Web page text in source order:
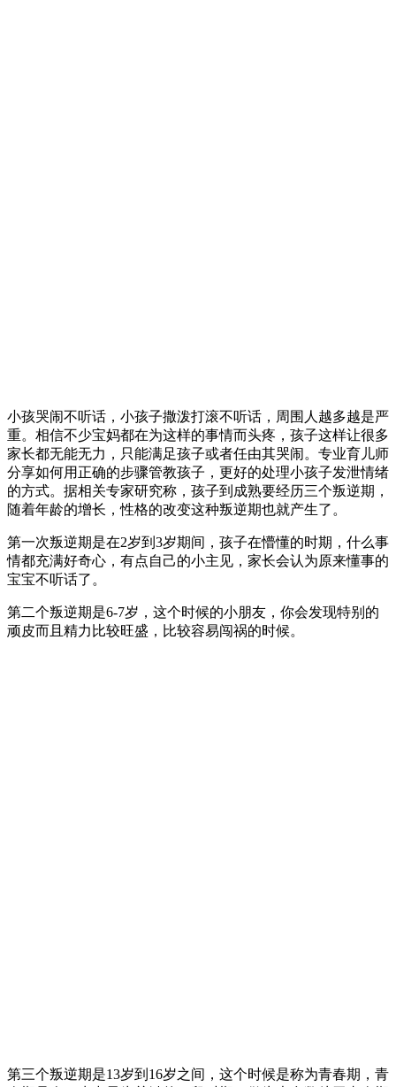
小孩哭闹不听话，小孩子撒泼打滚不听话，周围人越多越是严
重。相信不少宝妈都在为这样的事情而头疼，孩子这样让很多
家长都无能无力，只能满足孩子或者任由其哭闹。专业育儿师
分享如何用正确的步骤管教孩子，更好的处理小孩子发泄情绪
的方式。据相关专家研究称，孩子到成熟要经历三个叛逆期，
随着年龄的增长，性格的改变这种叛逆期也就产生了。
第一次叛逆期是在2岁到3岁期间，孩子在懵懂的时期，什么事
情都充满好奇心，有点自己的小主见，家长会认为原来懂事的
宝宝不听话了。
第二个叛逆期是6-7岁，这个时候的小朋友，你会发现特别的
顽皮而且精力比较旺盛，比较容易闯祸的时候。
第三个叛逆期是13岁到16岁之间，这个时候是称为青春期，青